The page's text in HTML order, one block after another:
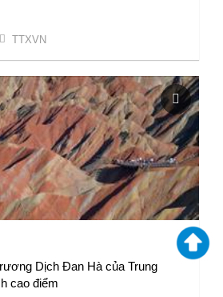
TTXVN
Dịch Đan Hà của Trung
cao điểm